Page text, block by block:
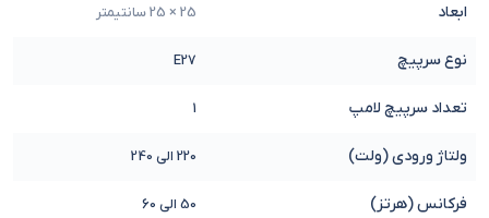
ابعاد 25 × 25 سانتیمتر
نوع سرپیچ E27
تعداد سرپیچ لامپ 1
ولتاژ ورودی (ولت) 220 الی 240
فرکانس (هرتز) 50 الی 60